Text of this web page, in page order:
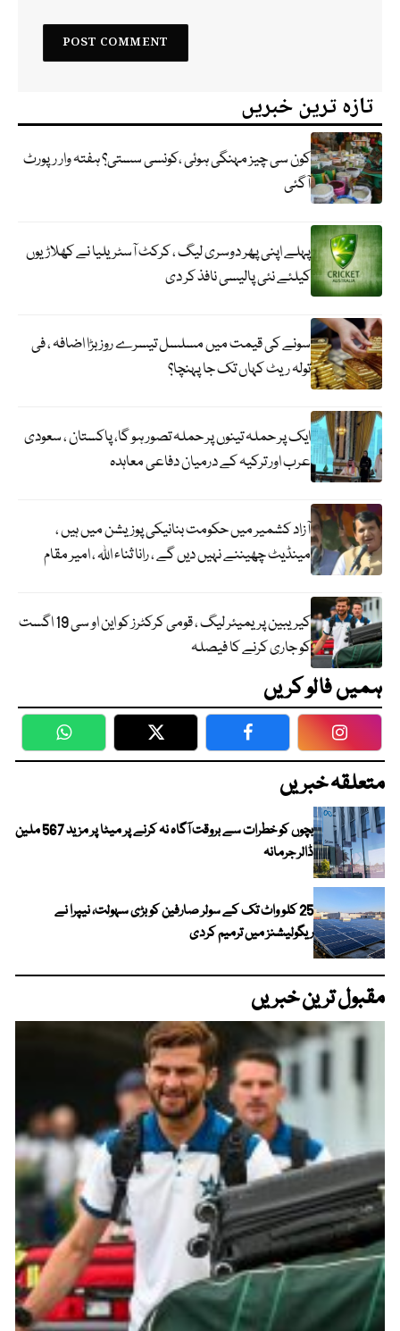
تازہ ترین خبریں
کون سی چیز مہنگی ہوئی ،کونسی سستی؟ ہفتہ وار رپورٹ
آگئی
پہلے اپنی پھر دوسری لیگ ، کرکٹ آسٹریلیا نے کھلاڑیوں
کیلئے نئی پالیسی نافذ کر دی
سونے کی قیمت میں مسلسل تیسرے روز بڑا اضافہ ، فی
تولہ ریٹ کہاں تک جا پہنچا؟
ایک پر حملہ تینوں پر حملہ تصور ہو گا، پاکستان ، سعودی
عرب اور ترکیہ کے درمیان دفاعی معاہدہ
آزاد کشمیر میں حکومت بنانیکی پوزیشن میں ہیں ،
مینڈیٹ چھیننے نہیں دیں گے ، رانا ثناء اللہ ، امیر مقام
کیریبین پریمیئر لیگ ، قومی کرکٹرز کو این او سی 19 اگست
کو جاری کرنے کا فیصلہ
ہمیں فالو کریں
WhatsApp Twitter Facebook
متعلقہ خبریں
بچوں کو خطرات سے بروقت آگاہ نہ کرنے پر میٹا پر مزید 567 ملین
ڈالر جرمانہ
25 کلو واٹ تک کے سولر صارفین کو بڑی سہولت، نیپرا نے
ریگولیشنز میں ترمیم کردی
مقبول ترین خبریں